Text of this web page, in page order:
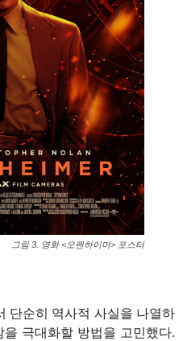
그림 3. 영화 <오펜하이머> 포스터
단순히 역사적 사실을 나열하
극대화할 방법을 고민했다.